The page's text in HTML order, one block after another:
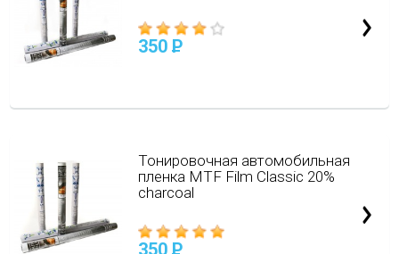
350 P
Тонировочная автомобильная
пленка MTF Film Classic 20%
charcoal